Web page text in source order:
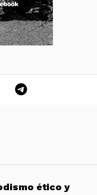
ético y